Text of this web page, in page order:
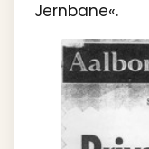
Jernbane«.